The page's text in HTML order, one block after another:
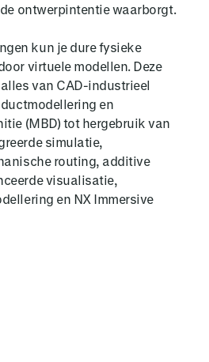
ontwerpintentie waarborgt.
kun je dure fysieke
virtuele modellen. Deze
van CAD-industrieel
en
(MBD) tot hergebruik van
simulatie,
routing, additive
visualisatie,
en NX Immersive